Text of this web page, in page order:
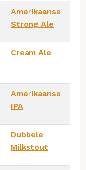
Amerikaanse
Strong Ale
Cream Ale
Amerikaanse
IPA
Dubbele
Milkstout